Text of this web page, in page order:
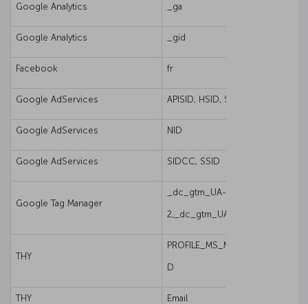
Google Analytics _ga
Google Analytics _gid
Facebook fr
Google AdServices APISID, HSID, SAPISID, SID
Google AdServices NID
Google AdServices SIDCC, SSID
Google Tag Manager
_dc_gtm_UA-45731639-
2,_dc_gtm_UA-45731639-4
THY
PROFILE_MS_MEMBERSHIP_I
D
THY Email